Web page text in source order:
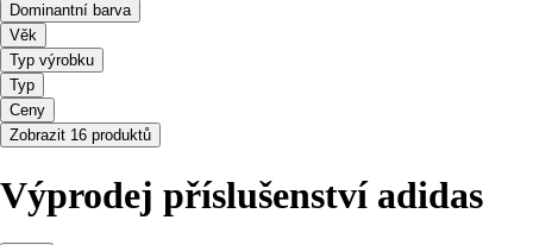
Dominantní barva
Věk
Typ výrobku
Typ
Ceny
Zobrazit 16 produktů
Výprodej příslušenství adidas